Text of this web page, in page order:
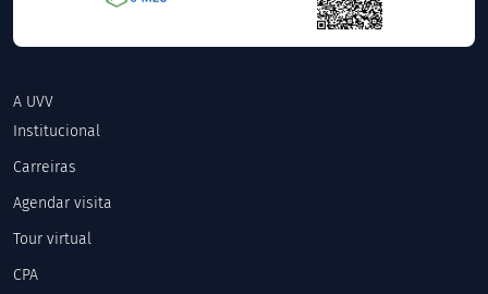
A UVV
Institucional
Carreiras
Agendar visita
Tour virtual
CPA